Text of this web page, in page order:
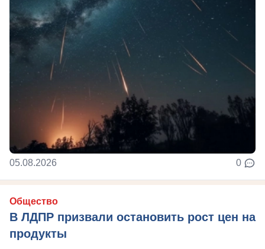
05.08.2026 0
Общество
В ЛДПР призвали остановить рост цен на
продукты